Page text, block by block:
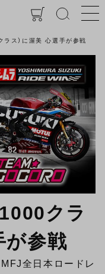
ス）に渥美 心選手が参戦
クラ
が参戦
全日本ロードレ